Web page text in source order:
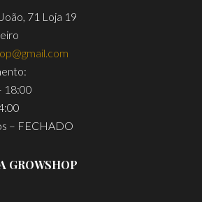
71 Loja 19
18:00
– FECHADO
GROWSHOP